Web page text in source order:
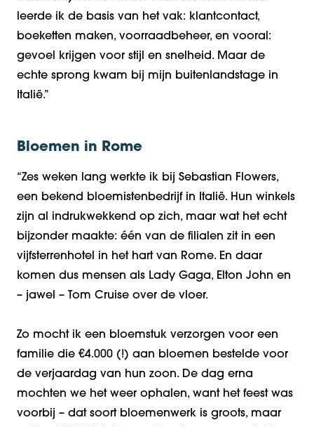
leerde ik de basis van het vak: klantcontact,
boeketten maken, voorraadbeheer, en vooral:
gevoel krijgen voor stijl en snelheid. Maar de
echte sprong kwam bij mijn buitenlandstage in
Italië.”
Bloemen in Rome
“Zes weken lang werkte ik bij Sebastian Flowers,
een bekend bloemistenbedrijf in Italië. Hun winkels
zijn al indrukwekkend op zich, maar wat het echt
bijzonder maakte: één van de filialen zit in een
vijfsterrenhotel in het hart van Rome. En daar
komen dus mensen als Lady Gaga, Elton John en
– jawel – Tom Cruise over de vloer.
Zo mocht ik een bloemstuk verzorgen voor een
familie die €4.000 (!) aan bloemen bestelde voor
de verjaardag van hun zoon. De dag erna
mochten we het weer ophalen, want het feest was
voorbij – dat soort bloemenwerk is groots, maar